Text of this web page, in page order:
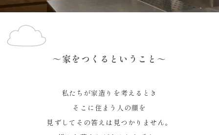
～家をつくるということ～
私たちが家造りを考えるとき
そこに住まう人の顔を
見ずしてその答えは見つかりません。